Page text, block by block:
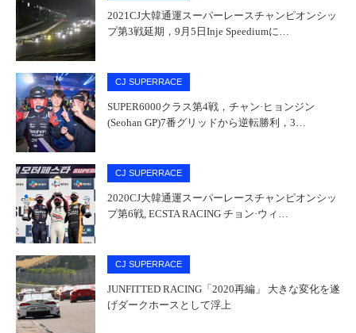
2021CJ大韓通運スーパーレースチャンピオンシッ
プ第3戦延期，9月5日Inje Speediumに…
CJ SUPERRACE
SUPER6000クラス第4戦，チャン·ヒョンジン
(Seohan GP)7番グリッドから逆転勝利，3…
CJ SUPERRACE
2020CJ大韓通運スーパーレースチャンピオンシッ
プ第6戦, ECSTA RACING チョン·ウィ…
CJ SUPERRACE
JUNFITTED RACING「2020再編」 大きな変化を遂
げダークホースとして浮上